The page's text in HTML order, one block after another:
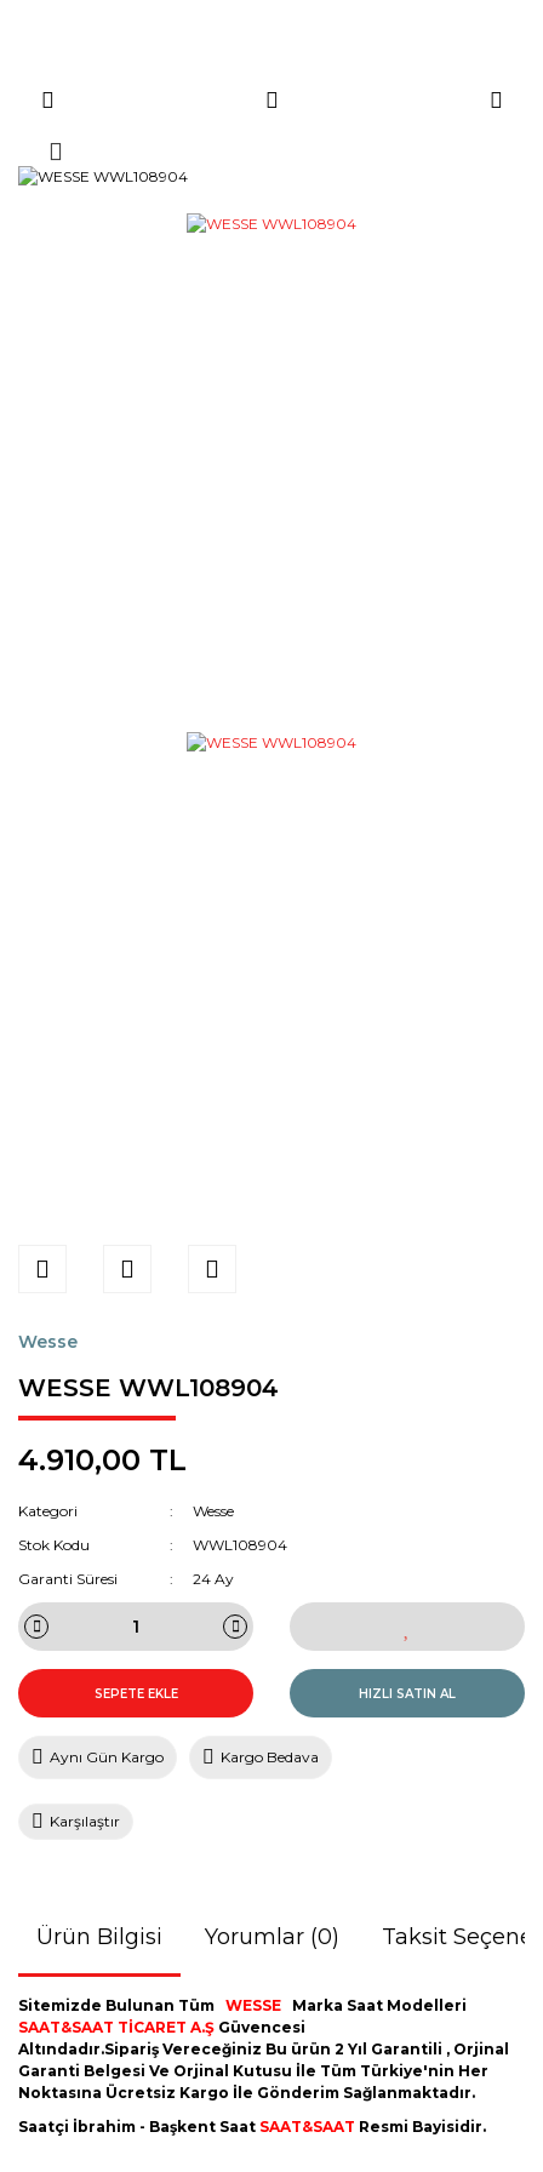
Wesse
WESSE WWL108904
4.910,00 TL
Kategori
Wesse
Stok Kodu
WWL108904
Garanti Süresi
24 Ay
SEPETE EKLE HIZLI SATIN AL
Aynı Gün Kargo Kargo Bedava
Karşılaştır
Ürün Bilgisi Yorumlar (0) Taksit
Sitemizde Bulunan Tüm WESSE
Marka Saat Modelleri
SAAT&SAAT TİCARET A.Ş Güvencesi
Altındadır.Sipariş Vereceğiniz Bu ürün 2 Yıl Garantili , Orjinal
Garanti Belgesi Ve Orjinal Kutusu İle Tüm Türkiye'nin Her
Noktasına Ücretsiz Kargo İle Gönderim Sağlanmaktadır.
Saatçi İbrahim - Başkent Saat SAAT&SAAT Resmi Bayisidir.